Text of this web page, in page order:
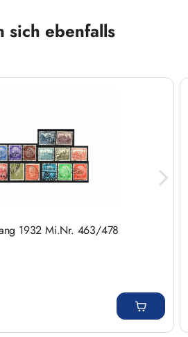
sich ebenfalls
1932 Mi.Nr. 463/478